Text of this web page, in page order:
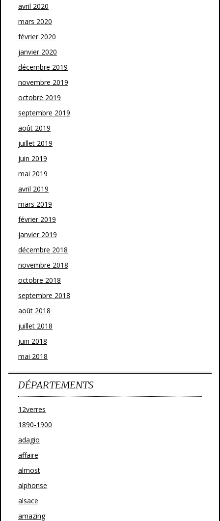
avril 2020
mars 2020
février 2020
janvier 2020
décembre 2019
novembre 2019
octobre 2019
septembre 2019
août 2019
juillet 2019
juin 2019
mai 2019
avril 2019
mars 2019
février 2019
janvier 2019
décembre 2018
novembre 2018
octobre 2018
septembre 2018
août 2018
juillet 2018
juin 2018
mai 2018
DÉPARTEMENTS
12verres
1890-1900
adagio
affaire
almost
alphonse
alsace
amazing